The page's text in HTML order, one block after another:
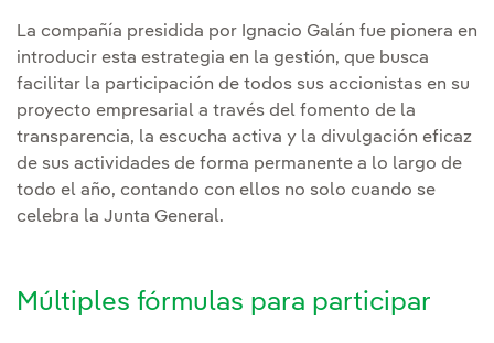
La compañía presidida por Ignacio Galán fue pionera en
introducir esta estrategia en la gestión, que busca
facilitar la participación de todos sus accionistas en su
proyecto empresarial a través del fomento de la
transparencia, la escucha activa y la divulgación eficaz
de sus actividades de forma permanente a lo largo de
todo el año, contando con ellos no solo cuando se
celebra la Junta General.
Múltiples fórmulas para participar